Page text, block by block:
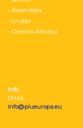
- Assemblea
- Gruppi
- Diventa Attivista
Info
EMAIL
info@piueuropa.eu